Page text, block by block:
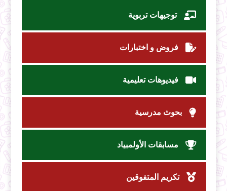
توجيهات تربوية
فروض و اختبارات
فيديوهات تعليمية
بحوث مدرسية
مسابقات الأولمبياد
تكريم المتفوقين